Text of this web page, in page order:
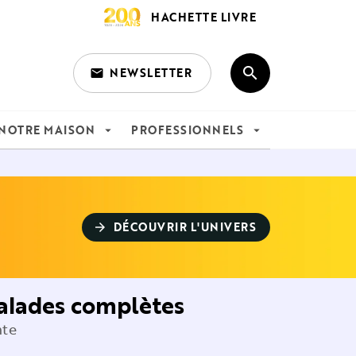
HACHETTE LIVRE
email NEWSLETTER search
MAISON arrow_drop_down PROFESSIONNELS arrow_drop_down
arrow_forward DÉCOUVRIR L'UNIVERS
complètes